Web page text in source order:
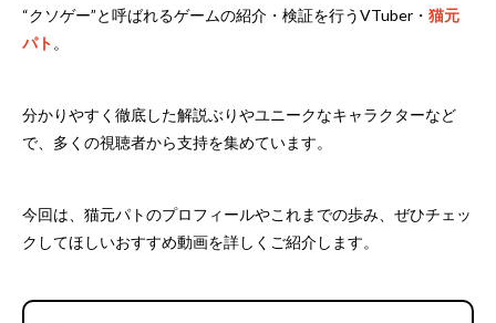
“クソゲー”と呼ばれるゲームの紹介・検証を行うVTuber・ 猫元
パト 。
分かりやすく徹底した解説ぶりやユニークなキャラクターなど
で、多くの視聴者から支持を集めています。
今回は、猫元パトのプロフィールやこれまでの歩み、ぜひチェッ
クしてほしいおすすめ動画を詳しくご紹介します。